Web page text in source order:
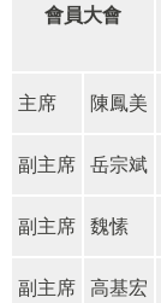
會員大會
主席 陳鳳美
副主席 岳宗斌
副主席 魏愫
副主席 高基宏